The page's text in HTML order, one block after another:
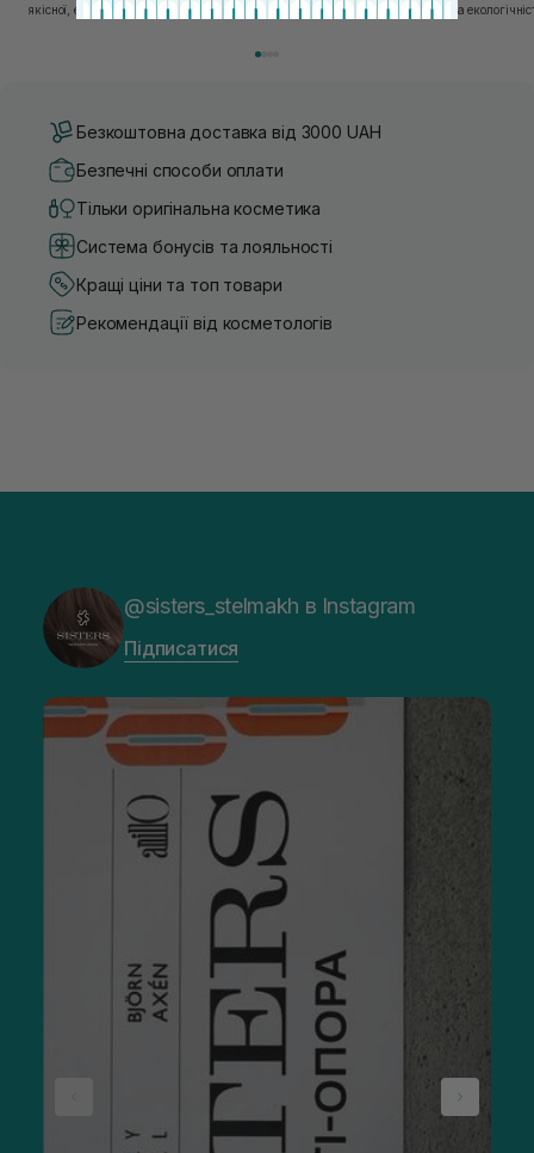
якісної, ефективної косметики. “Ми обираємо лише ті
набирає тренд на
Безкоштовна доставка від 3000 UAH
Безпечні способи оплати
Тільки оригінальна косметика
Система бонусів та лояльності
Кращі ціни та топ товари
Рекомендації від косметологів
@sisters_stelmakh в Instagram
Підписатися